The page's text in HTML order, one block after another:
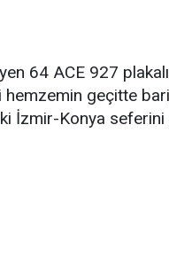
64 ACE 927
geçitte
İzmir-Konya seferini